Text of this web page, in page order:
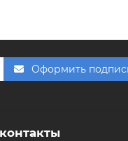
Оформить